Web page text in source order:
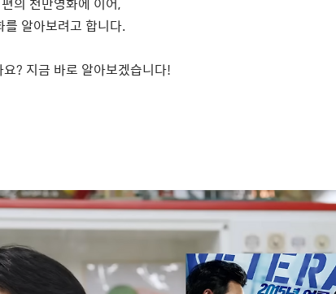
알아보려고 합니다.
? 지금 바로 알아보겠습니다!